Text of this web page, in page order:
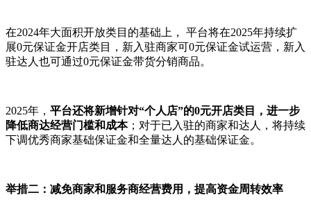
在2024年大面积开放类目的基础上， 平台将在2025年持续扩
展0元保证金开店类目，新入驻商家可0元保证金试运营，新入
驻达人也可通过0元保证金带货分销商品。
2025年， 平台还将新增针对“个人店”的0元开店类目，进一步
降低商达经营门槛和成本；对于已入驻的商家和达人，将持续
下调优秀商家基础保证金和全量达人的基础保证金。
举措二：减免商家和服务商经营费用，提高资金周转效率